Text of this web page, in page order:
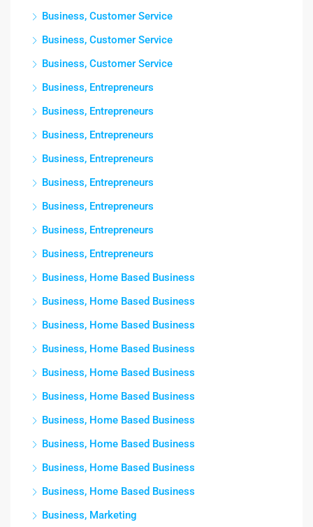
Business, Customer Service
Business, Customer Service
Business, Customer Service
Business, Entrepreneurs
Business, Entrepreneurs
Business, Entrepreneurs
Business, Entrepreneurs
Business, Entrepreneurs
Business, Entrepreneurs
Business, Entrepreneurs
Business, Entrepreneurs
Business, Home Based Business
Business, Home Based Business
Business, Home Based Business
Business, Home Based Business
Business, Home Based Business
Business, Home Based Business
Business, Home Based Business
Business, Home Based Business
Business, Home Based Business
Business, Home Based Business
Business, Marketing